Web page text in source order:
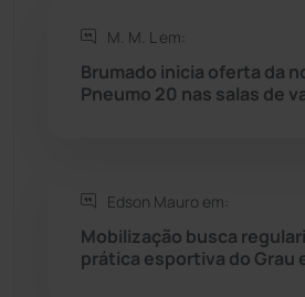
Rio de Contas
Rio do Antônio
Saúde
Seabra
M. M. L em:
Brumado inicia oferta da
Pneumo 20 nas salas de
Edson Mauro em:
Mobilização busca
prática esportiva do Grau